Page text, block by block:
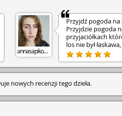
annasapikowska
Przyjdź pogoda na
Przyjdzie pogoda
przyjaciółkach
los nie był
demonami. •
próbuje
sobie czy to
postanawia
jak była
bankructwa
nowych recenzji tego dzieła.